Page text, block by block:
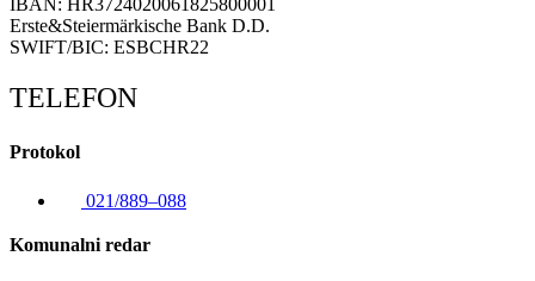
Erste&Steiermärkische Bank D.D.
SWIFT/BIC: ESBCHR22
TELEFON
Protokol
021/889–088
Komunalni redar